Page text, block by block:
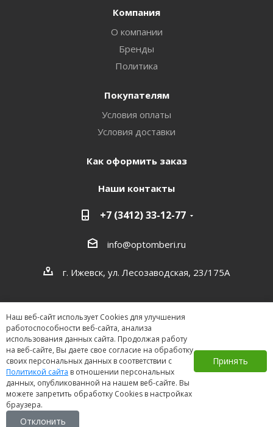
Наш веб-сайт использует Cookies для улучшения
работоспособности веб-сайта, анализа
использования данных сайта. Продолжая работу
на веб-сайте, Вы даете свое согласие на обработку
своих персональных данных в соответствии с
Политикой сайта в отношении персональных
данных, опубликованной на нашем веб-сайте. Вы
можете запретить обработку Cookies в настройках
браузера.
Принять
Отклонить
Компания
О компании
Бренды
Политика
Покупателям
Условия оплаты
Условия доставки
Как оформить заказ
Наши контакты
+7 (3412) 33-12-77
info@optomberi.ru
г. Ижевск, ул. Лесозаводская, 23/175А
2026 ©